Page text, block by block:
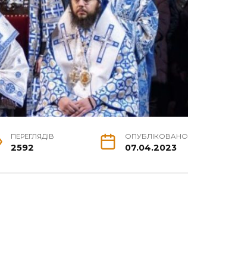
ПЕРЕГЛЯДІВ
2592
ОПУБЛІКОВАНО
07.04.2023